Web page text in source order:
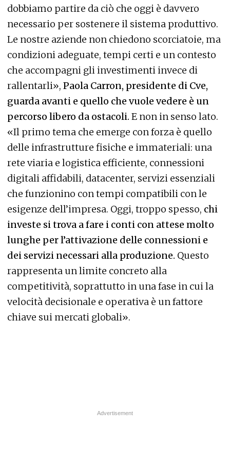
dobbiamo partire da ciò che oggi è davvero
necessario per sostenere il sistema produttivo.
Le nostre aziende non chiedono scorciatoie, ma
condizioni adeguate, tempi certi e un contesto
che accompagni gli investimenti invece di
rallentarli», Paola Carron, presidente di Cve,
guarda avanti e quello che vuole vedere è un
percorso libero da ostacoli. E non in senso lato.
«Il primo tema che emerge con forza è quello
delle infrastrutture fisiche e immateriali: una
rete viaria e logistica efficiente, connessioni
digitali affidabili, datacenter, servizi essenziali
che funzionino con tempi compatibili con le
esigenze dell’impresa. Oggi, troppo spesso, chi
investe si trova a fare i conti con attese molto
lunghe per l’attivazione delle connessioni e
dei servizi necessari alla produzione. Questo
rappresenta un limite concreto alla
competitività, soprattutto in una fase in cui la
velocità decisionale e operativa è un fattore
chiave sui mercati globali».